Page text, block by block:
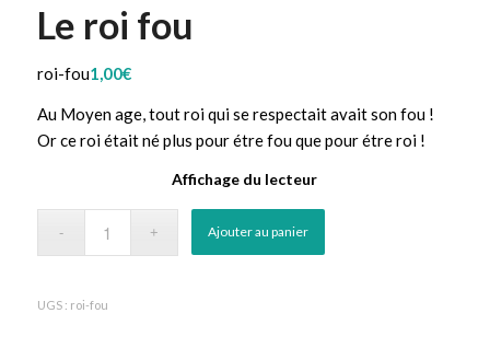
Le roi fou
roi-fou1,00€
Au Moyen age, tout roi qui se respectait avait son fou !
Or ce roi était né plus pour étre fou que pour étre roi !
Affichage du lecteur
Ajouter au panier
UGS : roi-fou